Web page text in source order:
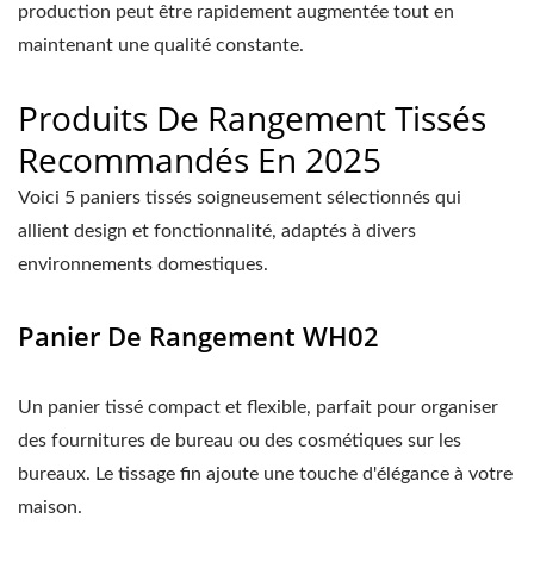
production peut être rapidement augmentée tout en
maintenant une qualité constante.
Produits De Rangement Tissés
Recommandés En 2025
Voici 5 paniers tissés soigneusement sélectionnés qui
allient design et fonctionnalité, adaptés à divers
environnements domestiques.
Panier De Rangement WH02
Un panier tissé compact et flexible, parfait pour organiser
des fournitures de bureau ou des cosmétiques sur les
bureaux. Le tissage fin ajoute une touche d'élégance à votre
maison.